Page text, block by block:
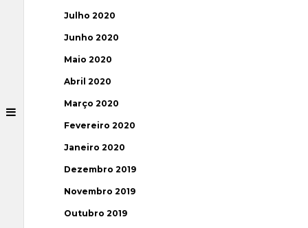
Julho 2020
Junho 2020
Maio 2020
Abril 2020
Março 2020
Fevereiro 2020
Janeiro 2020
Dezembro 2019
Novembro 2019
Outubro 2019